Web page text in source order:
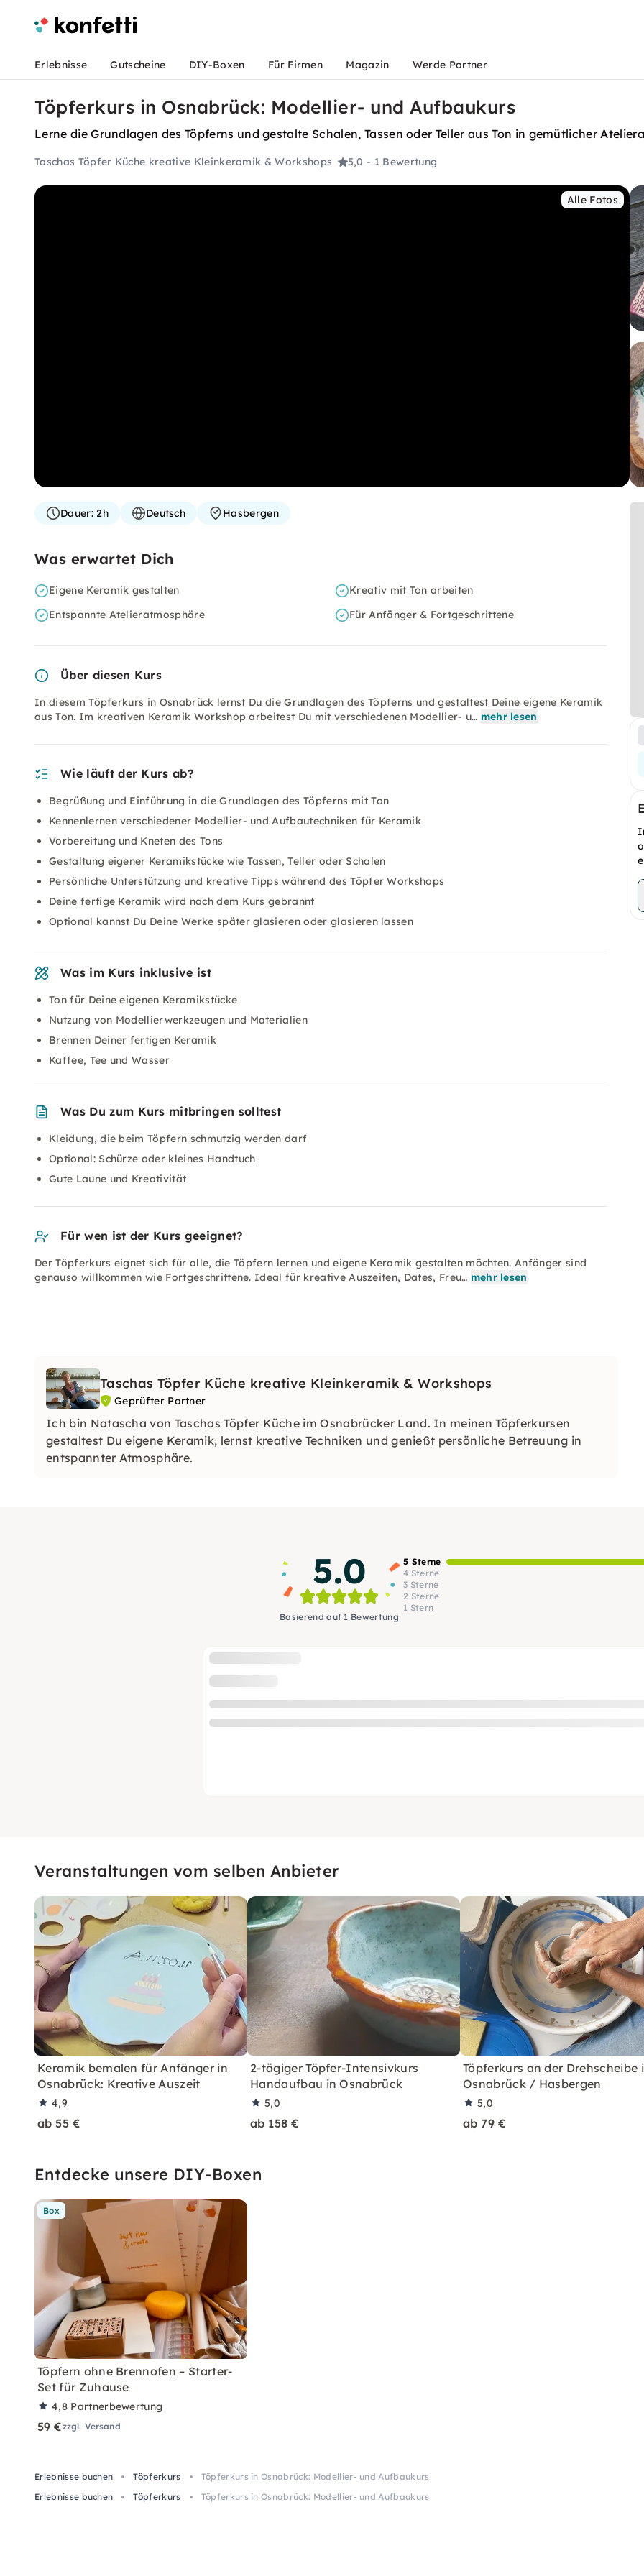
Erlebnisse Gutscheine DIY-Boxen Für Firmen Magazin Werde Partner
Töpferkurs in Osnabrück: Modellier- und Aufbaukurs
Lerne die Grundlagen des Töpferns und gestalte Schalen, Tassen oder Teller aus Ton in gemütlicher
Taschas Töpfer Küche kreative Kleinkeramik & Workshops 5,0- 1 Bewertung
Alle Fotos
Dauer:2h Deutsch Hasbergen
Was erwartet Dich
Eigene Keramik gestalten
Kreativ mit Ton arbeiten
Entspannte Atelieratmosphäre
Für Anfänger & Fortgeschrittene
Über diesen Kurs
In diesem Töpferkurs in Osnabrück lernst Du die Grundlagen des Töpferns und gestaltest Deine eigene Keramik
aus Ton. Im kreativen Keramik Workshop arbeitest Du mit verschiedenen Modellier- u… mehr lesen
Wie läuft der Kurs ab?
Begrüßung und Einführung in die Grundlagen des Töpferns mit Ton
Kennenlernen verschiedener Modellier- und Aufbautechniken für Keramik
Vorbereitung und Kneten des Tons
Gestaltung eigener Keramikstücke wie Tassen, Teller oder Schalen
Persönliche Unterstützung und kreative Tipps während des Töpfer Workshops
Deine fertige Keramik wird nach dem Kurs gebrannt
Optional kannst Du Deine Werke später glasieren oder glasieren lassen
Was im Kurs inklusive ist
Ton für Deine eigenen Keramikstücke
Nutzung von Modellierwerkzeugen und Materialien
Brennen Deiner fertigen Keramik
Kaffee, Tee und Wasser
Was Du zum Kurs mitbringen solltest
Kleidung, die beim Töpfern schmutzig werden darf
Optional: Schürze oder kleines Handtuch
Gute Laune und Kreativität
Für wen ist der Kurs geeignet?
Der Töpferkurs eignet sich für alle, die Töpfern lernen und eigene Keramik gestalten möchten. Anfänger sind
genauso willkommen wie Fortgeschrittene. Ideal für kreative Auszeiten, Dates, Freu… mehr lesen
Taschas Töpfer Küche kreative Kleinkeramik & Workshops
Geprüfter Partner
Ich bin Natascha von Taschas Töpfer Küche im Osnabrücker Land. In meinen Töpferkursen
gestaltest Du eigene Keramik, lernst kreative Techniken und genießt persönliche Betreuung in
entspannter Atmosphäre.
5.0
Basierend auf 1 Bewertung
5 Sterne
4 Sterne
3 Sterne
2 Sterne
1 Stern
Veranstaltungen vom selben Anbieter
Keramik bemalen für Anfänger in
Osnabrück: Kreative Auszeit
4,9
ab 55 €
2-tägiger Töpfer-Intensivkurs
Handaufbau in Osnabrück
5,0
ab 158 €
Töpferkurs an der Drehscheibe
Osnabrück / Hasbergen
5,0
ab 79 €
Entdecke unsere DIY-Boxen
Box
Töpfern ohne Brennofen – Starter-
Set für Zuhause
4,8 Partnerbewertung
59 €zzgl. Versand
Erlebnisse buchen Töpferkurs
Töpferkurs in Osnabrück: Modellier- und Aufbaukurs
Erlebnisse buchen
Töpferkurs Töpferkurs in Osnabrück: Modellier- und Aufbaukurs